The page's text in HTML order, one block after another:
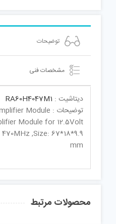
توضیحات
مشخصات فنی
دیتاشیت : RA60H4047M1
توضیحات : 60W RF Mosfet Amplifier Module
Module for 12.5Volt
,Size: 67*18*9.9
mm
محصولات مرتبط